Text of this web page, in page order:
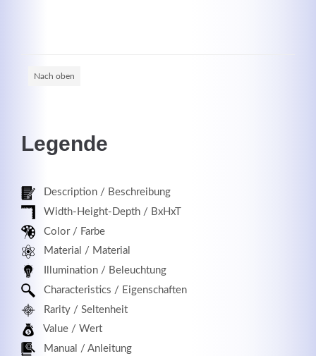
Nach oben
Legende
Description / Beschreibung
Width-Height-Depth / BxHxT
Color / Farbe
Material / Material
Illumination / Beleuchtung
Characteristics / Eigenschaften
Rarity / Seltenheit
Value / Wert
Manual / Anleitung